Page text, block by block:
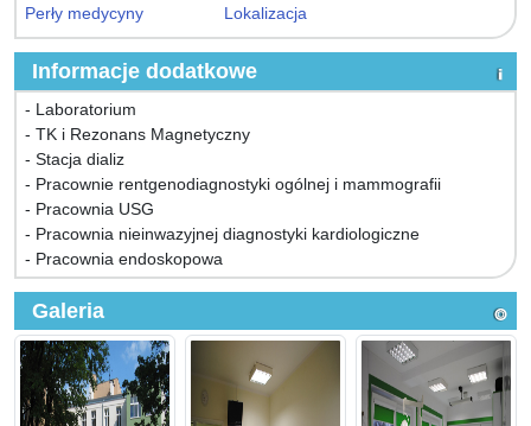
Perły medycyny
Lokalizacja
Informacje dodatkowe
- Laboratorium
- TK i Rezonans Magnetyczny
- Stacja dializ
- Pracownie rentgenodiagnostyki ogólnej i mammografii
- Pracownia USG
- Pracownia nieinwazyjnej diagnostyki kardiologiczne
- Pracownia endoskopowa
Galeria